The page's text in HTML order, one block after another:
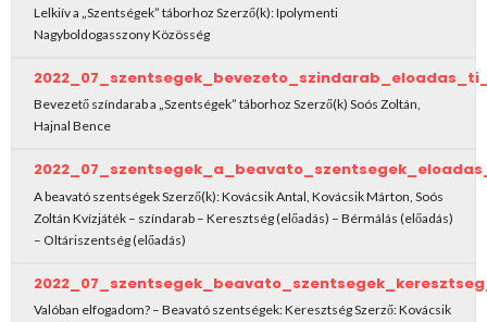
Lelkiív a „Szentségek” táborhoz Szerző(k): Ipolymenti
Nagyboldogasszony Közösség
Bevezető színdarab a „Szentségek” táborhoz Szerző(k) Soós Zoltán,
Hajnal Bence
A beavató szentségek Szerző(k): Kovácsik Antal, Kovácsik Márton, Soós
Zoltán Kvízjáték – színdarab – Keresztség (előadás) – Bérmálás (előadás)
– Oltáriszentség (előadás)
Valóban elfogadom? – Beavató szentségek: Keresztség Szerző: Kovácsik